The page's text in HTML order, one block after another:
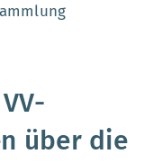
über die